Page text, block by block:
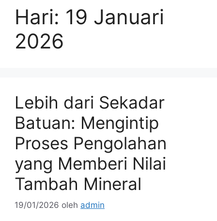
Hari: 19 Januari
2026
Lebih dari Sekadar
Batuan: Mengintip
Proses Pengolahan
yang Memberi Nilai
Tambah Mineral
19/01/2026 oleh admin